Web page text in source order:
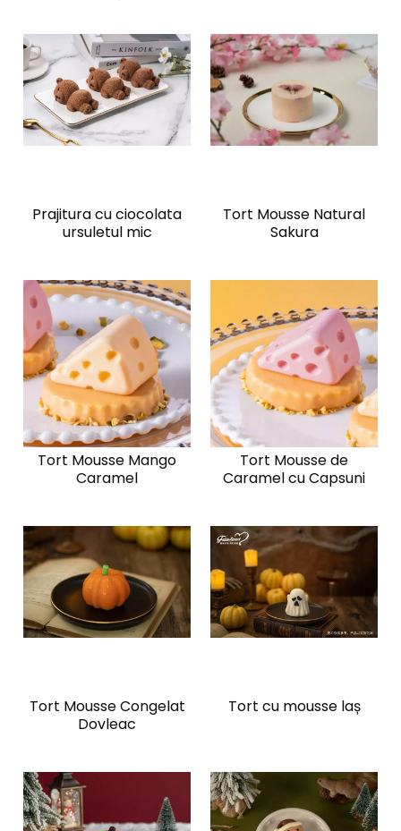
Prajitura cu ciocolata
ursuletul mic
Tort Mousse Natural
Sakura
Tort Mousse Mango
Caramel
Tort Mousse de
Caramel cu Capsuni
Tort Mousse Congelat
Dovleac
Tort cu mousse laș